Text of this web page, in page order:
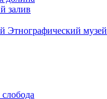
залив
Этнографический музей